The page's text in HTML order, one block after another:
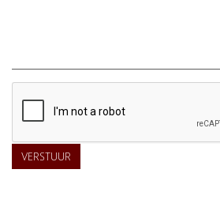
VERSTUUR